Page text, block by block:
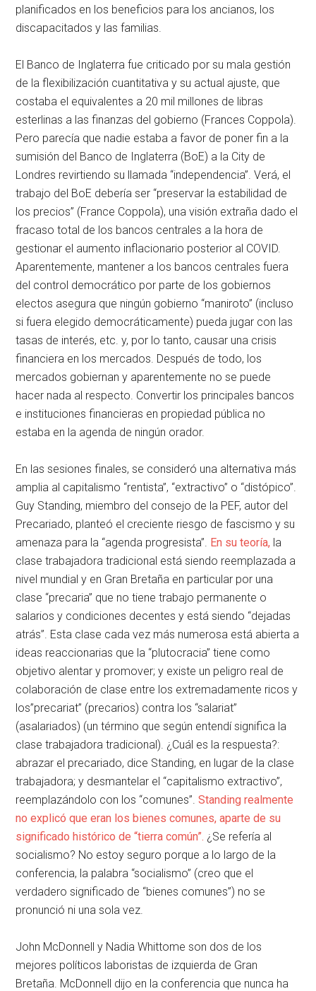
planificados en los beneficios para los ancianos, los
discapacitados y las familias.
El Banco de Inglaterra fue criticado por su mala gestión
de la flexibilización cuantitativa y su actual ajuste, que
costaba el equivalentes a 20 mil millones de libras
esterlinas a las finanzas del gobierno (Frances Coppola).
Pero parecía que nadie estaba a favor de poner fin a la
sumisión del Banco de Inglaterra (BoE) a la City de
Londres revirtiendo su llamada “independencia”. Verá, el
trabajo del BoE debería ser “preservar la estabilidad de
los precios” (France Coppola), una visión extraña dado el
fracaso total de los bancos centrales a la hora de
gestionar el aumento inflacionario posterior al COVID.
Aparentemente, mantener a los bancos centrales fuera
del control democrático por parte de los gobiernos
electos asegura que ningún gobierno “maniroto” (incluso
si fuera elegido democráticamente) pueda jugar con las
tasas de interés, etc. y, por lo tanto, causar una crisis
financiera en los mercados. Después de todo, los
mercados gobiernan y aparentemente no se puede
hacer nada al respecto. Convertir los principales bancos
e instituciones financieras en propiedad pública no
estaba en la agenda de ningún orador.
En las sesiones finales, se consideró una alternativa más
amplia al capitalismo “rentista”, “extractivo” o “distópico”.
Guy Standing, miembro del consejo de la PEF, autor del
Precariado, planteó el creciente riesgo de fascismo y su
amenaza para la “agenda progresista”. En su teoría, la
clase trabajadora tradicional está siendo reemplazada a
nivel mundial y en Gran Bretaña en particular por una
clase “precaria” que no tiene trabajo permanente o
salarios y condiciones decentes y está siendo “dejadas
atrás”. Esta clase cada vez más numerosa está abierta a
ideas reaccionarias que la “plutocracia” tiene como
objetivo alentar y promover; y existe un peligro real de
colaboración de clase entre los extremadamente ricos y
los”precariat” (precarios) contra los “salariat”
(asalariados) (un término que según entendí significa la
clase trabajadora tradicional). ¿Cuál es la respuesta?:
abrazar el precariado, dice Standing, en lugar de la clase
trabajadora; y desmantelar el “capitalismo extractivo”,
reemplazándolo con los “comunes”. Standing realmente
no explicó que eran los bienes comunes, aparte de su
significado histórico de “tierra común”. ¿Se refería al
socialismo? No estoy seguro porque a lo largo de la
conferencia, la palabra “socialismo” (creo que el
verdadero significado de “bienes comunes”) no se
pronunció ni una sola vez.
John McDonnell y Nadia Whittome son dos de los
mejores políticos laboristas de izquierda de Gran
Bretaña. McDonnell dijo en la conferencia que nunca ha